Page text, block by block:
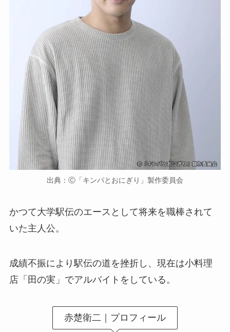
出典：Ⓒ「キンパとおにぎり」製作委員会
かつて大学駅伝のエースとして将来を職棒されて
いた主人公。
成績不振により駅伝の道を挫折し、現在は小料理
店「田の実」でアルバイトをしている。
赤楚衛二｜プロフィール